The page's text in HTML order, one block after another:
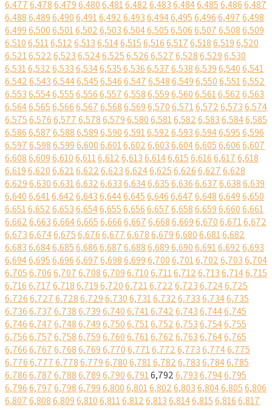
6,4776,4786,4796,4806,4816,4826,4836,4846,4856,4866,487
6,4886,4896,4906,4916,4926,4936,4946,4956,4966,4976,498
6,4996,5006,5016,5026,5036,5046,5056,5066,5076,5086,509
6,5106,5116,5126,5136,5146,5156,5166,5176,5186,5196,520
6,5216,5226,5236,5246,5256,5266,5276,5286,5296,530
6,5316,5326,5336,5346,5356,5366,5376,5386,5396,5406,541
6,5426,5436,5446,5456,5466,5476,5486,5496,5506,5516,552
6,5536,5546,5556,5566,5576,5586,5596,5606,5616,5626,563
6,5646,5656,5666,5676,5686,5696,5706,5716,5726,5736,574
6,5756,5766,5776,5786,5796,5806,5816,5826,5836,5846,585
6,5866,5876,5886,5896,5906,5916,5926,5936,5946,5956,596
6,5976,5986,5996,6006,6016,6026,6036,6046,6056,6066,607
6,6086,6096,6106,6116,6126,6136,6146,6156,6166,6176,618
6,6196,6206,6216,6226,6236,6246,6256,6266,6276,628
6,6296,6306,6316,6326,6336,6346,6356,6366,6376,6386,639
6,6406,6416,6426,6436,6446,6456,6466,6476,6486,6496,650
6,6516,6526,6536,6546,6556,6566,6576,6586,6596,6606,661
6,6626,6636,6646,6656,6666,6676,6686,6696,6706,6716,672
6,6736,6746,6756,6766,6776,6786,6796,6806,6816,682
6,6836,6846,6856,6866,6876,6886,6896,6906,6916,6926,693
6,6946,6956,6966,6976,6986,6996,7006,7016,7026,7036,704
6,7056,7066,7076,7086,7096,7106,7116,7126,7136,7146,715
6,7166,7176,7186,7196,7206,7216,7226,7236,7246,725
6,7266,7276,7286,7296,7306,7316,7326,7336,7346,735
6,7366,7376,7386,7396,7406,7416,7426,7436,7446,745
6,7466,7476,7486,7496,7506,7516,7526,7536,7546,755
6,7566,7576,7586,7596,7606,7616,7626,7636,7646,765
6,7666,7676,7686,7696,7706,7716,7726,7736,7746,775
6,7766,7776,7786,7796,7806,7816,7826,7836,7846,785
6,7866,7876,7886,7896,7906,7916,7926,7936,7946,795
6,7966,7976,7986,7996,8006,8016,8026,8036,8046,8056,806
6,8076,8086,8096,8106,8116,8126,8136,8146,8156,8166,817